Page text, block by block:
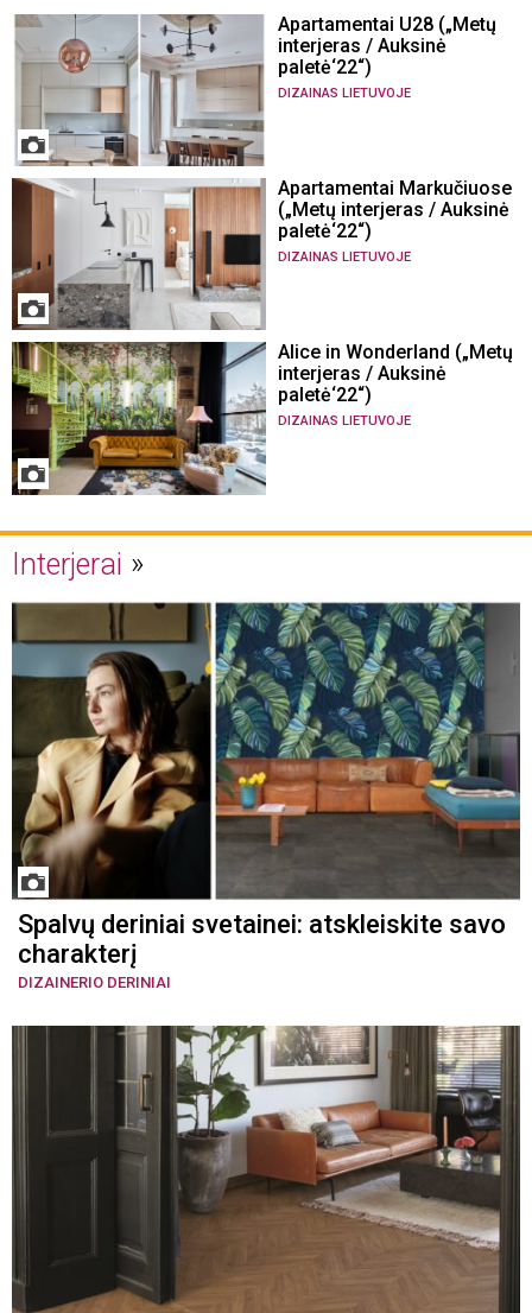
Apartamentai U28 („Metų
interjeras / Auksinė
paletė‘22“)
DIZAINAS LIETUVOJE
Apartamentai Markučiuose
(„Metų interjeras / Auksinė
paletė‘22“)
DIZAINAS LIETUVOJE
Alice in Wonderland („Metų
interjeras / Auksinė
paletė‘22“)
DIZAINAS LIETUVOJE
Interjerai
Spalvų deriniai svetainei: atskleiskite savo
charakterį
DIZAINERIO DERINIAI